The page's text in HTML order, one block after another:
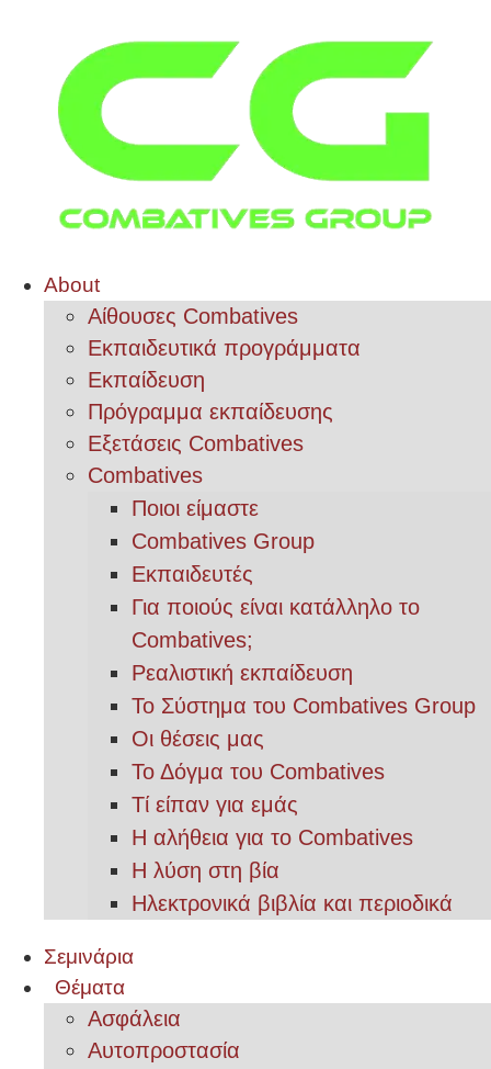
About
Αίθουσες Combatives
Εκπαιδευτικά προγράμματα
Εκπαίδευση
Πρόγραμμα εκπαίδευσης
Εξετάσεις Combatives
Combatives
Ποιοι είμαστε
Combatives Group
Εκπαιδευτές
Για ποιούς είναι κατάλληλο το
Combatives;
Ρεαλιστική εκπαίδευση
Το Σύστημα του Combatives Group
Οι θέσεις μας
Το Δόγμα του Combatives
Τί είπαν για εμάς
Η αλήθεια για το Combatives
Η λύση στη βία
Ηλεκτρονικά βιβλία και περιοδικά
Σεμινάρια
Θέματα
Ασφάλεια
Αυτοπροστασία